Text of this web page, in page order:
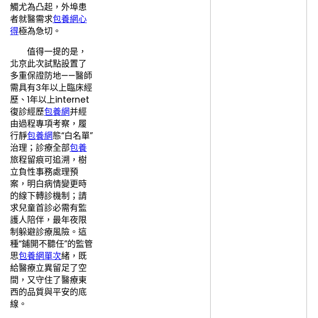
觸尤為凸起，外埠患
者就醫需求包養網心
得極為急切。
值得一提的是，
北京此次試點設置了
多重保證防地——醫師
需具有3年以上臨床經
歷、1年以上internet
復診經歷包養網并經
由過程專項考察，履
行靜包養網態“白名單”
治理；診療全部包養
旅程留痕可追溯，樹
立負性事務處理預
案，明白病情變更時
的線下轉診機制；請
求兒童首診必需有監
護人陪伴，最年夜限
制躲避診療風險。這
種“鋪開不聽任”的監管
思包養網單次緒，既
給醫療立異留足了空
間，又守住了醫療東
西的品質與平安的底
線。